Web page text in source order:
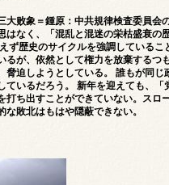
败象＝鍾原：中共規律検査委員会
なく、「混乱と混迷の栄枯盛衰の
ず歴史のサイクルを強調しているこ
が、依然として権力を放棄するつ
迫しようとしている。 誰もが同じ
いるだろう。 新年を迎えても、「
ち出すことができていない。スロ
敗北はもはや隠蔽できない。